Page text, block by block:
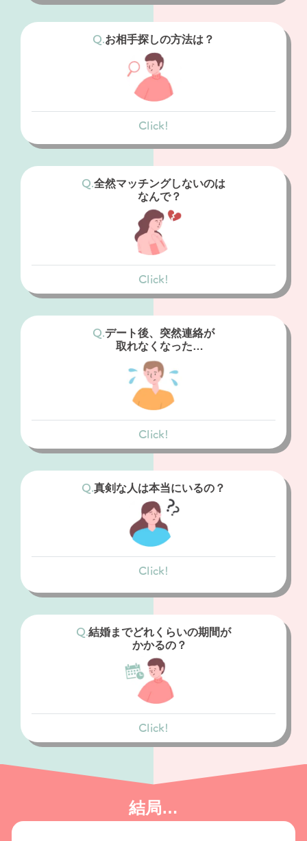
結婚相談所
真剣に結婚を考えている人
お相手探しの方法は？
グを待ちます。
結婚相談所
条件に合う会員を選択するだけでなく、カウ
介もあります。
Click!
全然マッチングしないのは
なんで？
アプリでは際限なくいいねをしたり、された
りするため、上位のモテる人に集中する仕組
みになります。
フェアな出会いは期待できません。
結婚相談所
相談所では、月間マッチング数を制限してい
を紹介してもらうこともできます。
Click!
デート後、突然連絡が
取れなくなった…
アプリは際限なく出会うことができるため、
あなたのことを気に入っていたとしても、よ
り条件の良い人からいいねがくれば、気持ち
が移ってしまうためです。
結婚相談所
報告する必要があるため、理由もなく連絡が
取れなくなるケースはほぼありません。
Click!
真剣な人は本当にいるの？
潜んでいます。
結婚相談所
短い期間で自分にあった人と出会い、結婚し
条件をクリアした独身限定です。
Click!
結婚までどれくらいの期間が
かかるの？
結婚相談所
Click!
結局…